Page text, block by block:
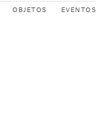
OBJETOS EVENTOS